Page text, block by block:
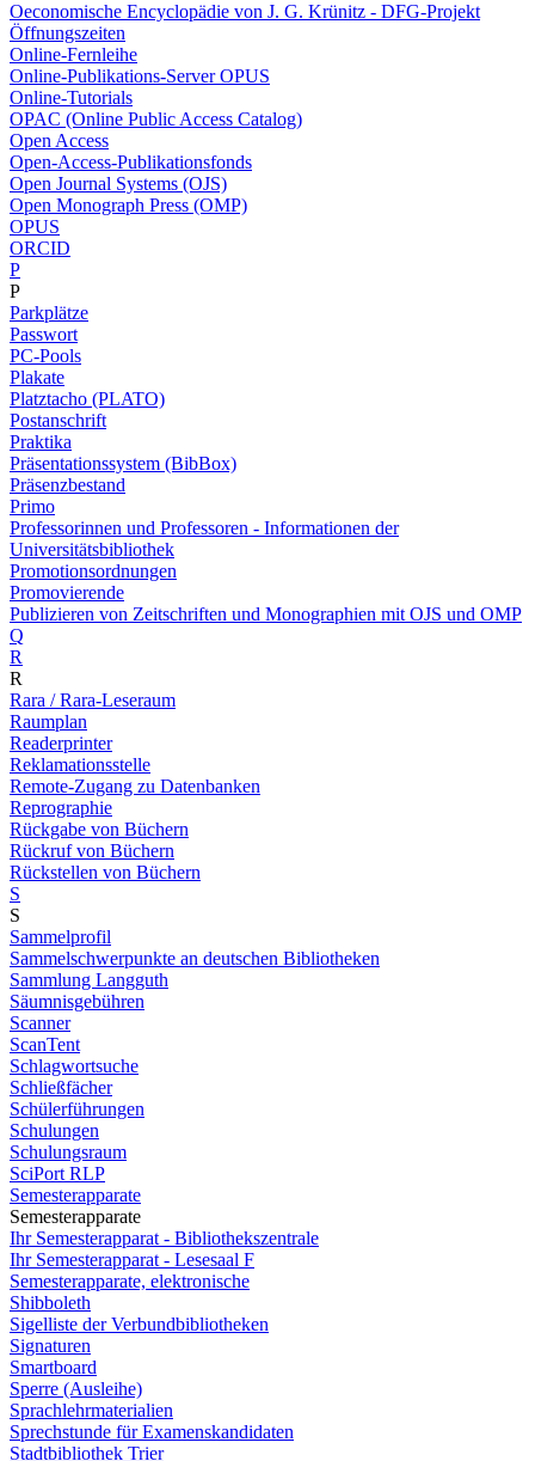
Oeconomische Encyclopädie von J. G. Krünitz - DFG-Projekt
Öffnungszeiten
Online-Fernleihe
Online-Publikations-Server OPUS
Online-Tutorials
OPAC (Online Public Access Catalog)
Open Access
Open-Access-Publikationsfonds
Open Journal Systems (OJS)
Open Monograph Press (OMP)
OPUS
ORCID
P
P
Parkplätze
Passwort
PC-Pools
Plakate
Platztacho (PLATO)
Postanschrift
Praktika
Präsentationssystem (BibBox)
Präsenzbestand
Primo
Professorinnen und Professoren - Informationen der
Universitätsbibliothek
Promotionsordnungen
Promovierende
Publizieren von Zeitschriften und Monographien mit OJS und OMP
Q
R
R
Rara / Rara-Leseraum
Raumplan
Readerprinter
Reklamationsstelle
Remote-Zugang zu Datenbanken
Reprographie
Rückgabe von Büchern
Rückruf von Büchern
Rückstellen von Büchern
S
S
Sammelprofil
Sammelschwerpunkte an deutschen Bibliotheken
Sammlung Langguth
Säumnisgebühren
Scanner
ScanTent
Schlagwortsuche
Schließfächer
Schülerführungen
Schulungen
Schulungsraum
SciPort RLP
Semesterapparate
Semesterapparate
Ihr Semesterapparat - Bibliothekszentrale
Ihr Semesterapparat - Lesesaal F
Semesterapparate, elektronische
Shibboleth
Sigelliste der Verbundbibliotheken
Signaturen
Smartboard
Sperre (Ausleihe)
Sprachlehrmaterialien
Sprechstunde für Examenskandidaten
Stadtbibliothek Trier